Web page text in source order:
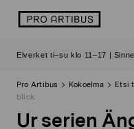
sisältöön
logo
Elverket ti–su klo 11–17 |
Pro Artibus Kokoelma Etsi
blick
Ur serien